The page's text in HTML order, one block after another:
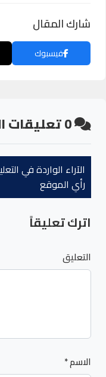
شارك المقال
فيسبوك
0تعليقات
الآراء الواردة في
رأي الموقع
اترك تعليقاً
التعليق
الاسم*